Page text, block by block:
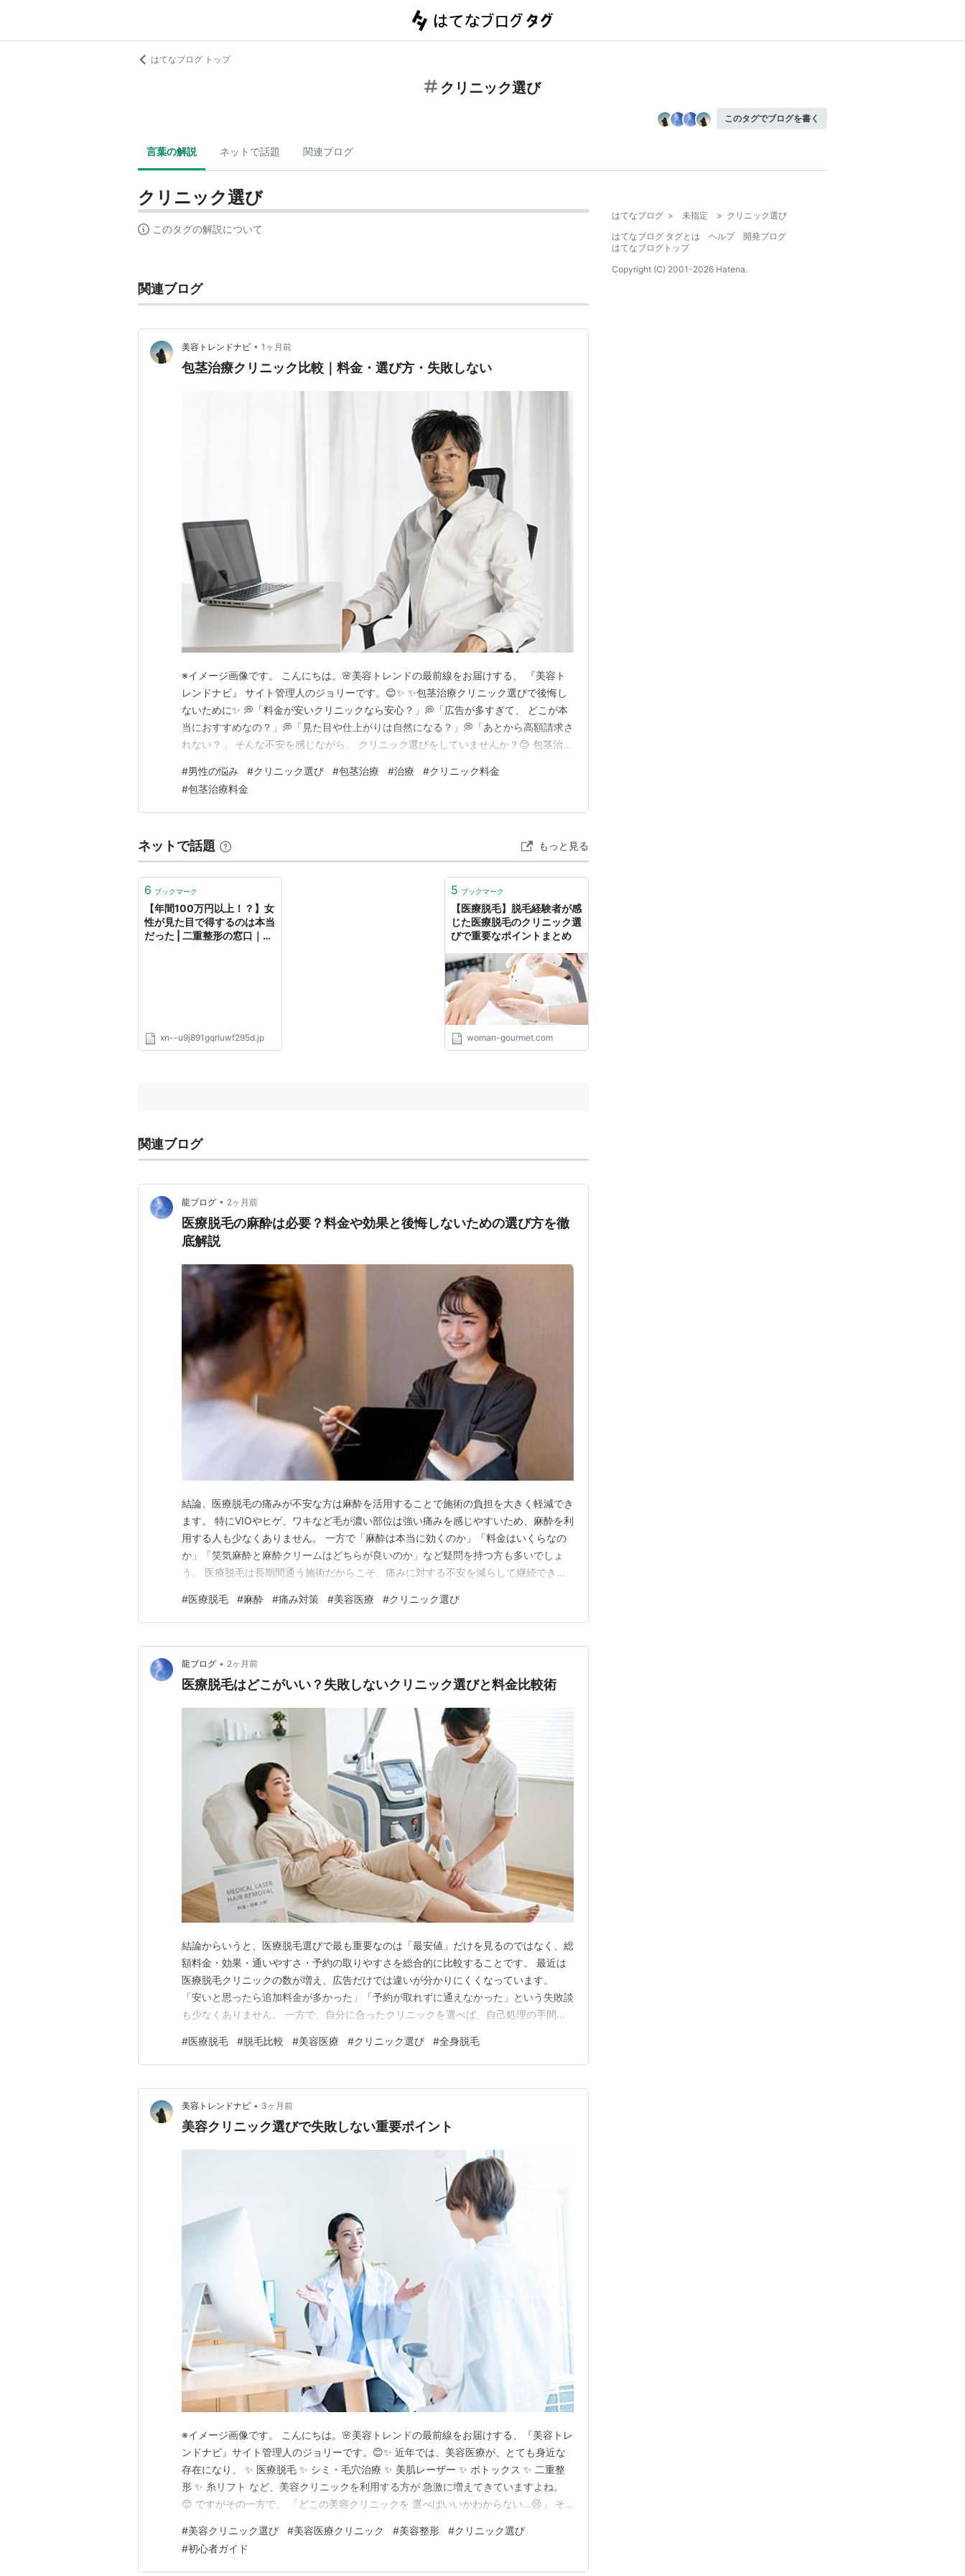
はてなブログ トップ
クリニック選び
このタグでブログを書く
言葉の解説 ネットで話題 関連ブログ
クリニック選び
このタグの解説について
関連ブログ
美容トレンドナビ • 1ヶ月前
包茎治療クリニック比較｜料金・選び方・失敗しない
※イメージ画像です。 こんにちは。🌸美容トレンドの最前線をお届けする、 『美容ト
レンドナビ』 サイト管理人のジョリーです。😊✨ ✨包茎治療クリニック選びで後悔し
ないために✨ 💭「料金が安いクリニックなら安心？」💭「広告が多すぎて、 どこが本
当におすすめなの？」💭「見た目や仕上がりは自然になる？」💭「あとから高額請求さ
れない？」 そんな不安を感じながら、 クリニック選びをしていませんか？😊 包茎治療
治療を検討しています。 ですが現在、 全国には、数多くの包茎治療クリニックがあ
り、 ✅ 料金は数万円〜数十万円まで幅広い…
#男性の悩み #クリニック選び #包茎治療 #治療 #クリニック料金
#包茎治療料金
ネットで話題 もっと見る
6 ブックマーク
【年間100万円以上！？】女
性が見た目で得するのは本当
だった | 二重整形の窓口｜切
xn--u9j891gqrluwf295d.jp
5 ブックマーク
【医療脱毛】脱毛経験者が感
じた医療脱毛のクリニック選
びで重要なポイントまとめ
woman-gourmet.com
関連ブログ
龍ブログ • 2ヶ月前
医療脱毛の麻酔は必要？料金や効果と後悔しないための選び方を徹
底解説
結論、医療脱毛の痛みが不安な方は麻酔を活用することで施術の負担を大きく軽減でき
ます。 特にVIOやヒゲ、ワキなど毛が濃い部位は強い痛みを感じやすいため、麻酔を利
用する人も少なくありません。 一方で「麻酔は本当に効くのか」「料金はいくらなの
か」「笑気麻酔と麻酔クリームはどちらが良いのか」など疑問を持つ方も多いでしょ
う。 医療脱毛は長期間通う施術だからこそ、痛みに対する不安を減らして継続できる
場、効果の違い、注意点まで詳しく解説します。 これから医療脱毛を始める方はぜひ
参考にしてください。 医療脱毛で使われる麻酔にはどん…
#医療脱毛 #麻酔 #痛み対策 #美容医療 #クリニック選び
龍ブログ • 2ヶ月前
医療脱毛はどこがいい？失敗しないクリニック選びと料金比較術
結論からいうと、医療脱毛選びで最も重要なのは「最安値」だけを見るのではなく、総
額料金・効果・通いやすさ・予約の取りやすさを総合的に比較することです。 最近は
医療脱毛クリニックの数が増え、広告だけでは違いが分かりにくくなっています。
「安いと思ったら追加料金が多かった」「予約が取れずに通えなかった」という失敗談
も少なくありません。 一方で、自分に合ったクリニックを選べば、自己処理の手間を
らクリニック選びのポイント、料金シミュレーションまで初心者にも分かりやすく解説
します。 これから脱毛を始めたい方が後悔しないための判断…
#医療脱毛 #脱毛比較 #美容医療 #クリニック選び #全身脱毛
美容トレンドナビ • 3ヶ月前
美容クリニック選びで失敗しない重要ポイント
※イメージ画像です。 こんにちは。🌸美容トレンドの最前線をお届けする、『美容トレ
ンドナビ』サイト管理人のジョリーです。😊✨ 近年では、美容医療が、とても身近な
存在になり、 ✨ 医療脱毛 ✨ シミ・毛穴治療 ✨ 美肌レーザー ✨ ボトックス ✨ 二重整
形 ✨ 糸リフト など、美容クリニックを利用する方が 急激に増えてきていますよね。
😊 ですがその一方で、 「どこの美容クリニックを 選べばいいかわからない…😢」 そ
決して安い買い物ではなく、 クリニック選びを間違えてしまうと、 ⚠ 思ったような効
果が出なかった ⚠ 高額な…
#美容クリニック選び #美容医療クリニック #美容整形 #クリニック選び
#初心者ガイド
はてなブログ > 未指定 > クリニック選び
はてなブログ タグとは
ヘルプ
開発ブログ
はてなブログトップ
Copyright (C) 2001-2026 Hatena.